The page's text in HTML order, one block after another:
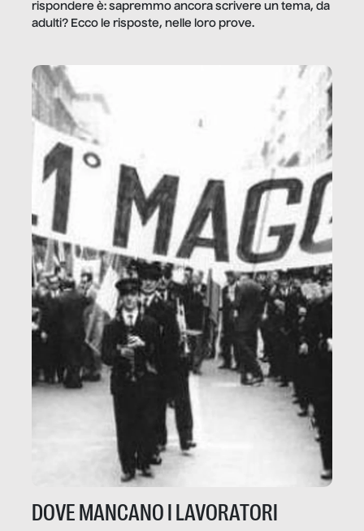
rispondere è: sapremmo ancora scrivere un tema, da
adulti? Ecco le risposte, nelle loro prove.
DOVE MANCANO I LAVORATORI